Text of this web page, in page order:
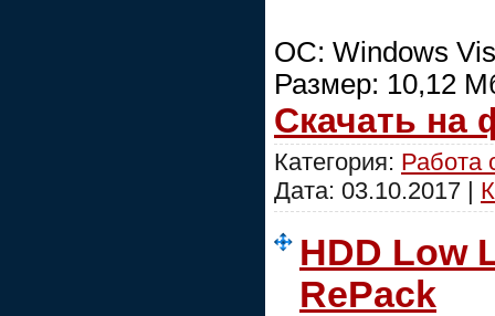
ОС: Windows
Размер: 10,12
Скачать на
Категория: Работа
Дата: 03.10.2017 |
HDD Low
RePack